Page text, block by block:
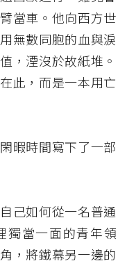
當車。他向西方世
無數同胞的血與淚
，湮沒於故紙堆。
此，而是一本用亡
暇時間寫下了一部
己如何從一名普通
獨當一面的青年領
，將鐵幕另一邊的